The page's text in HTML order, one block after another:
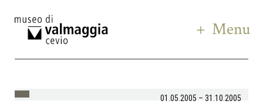
Menu
01.05.2005 – 31.10.2005